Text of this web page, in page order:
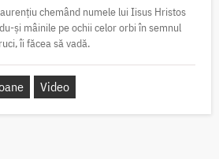
chemând numele lui Iisus Hristos
și mâinile pe ochii celor orbi în semnul
îi făcea să vadă.
Video